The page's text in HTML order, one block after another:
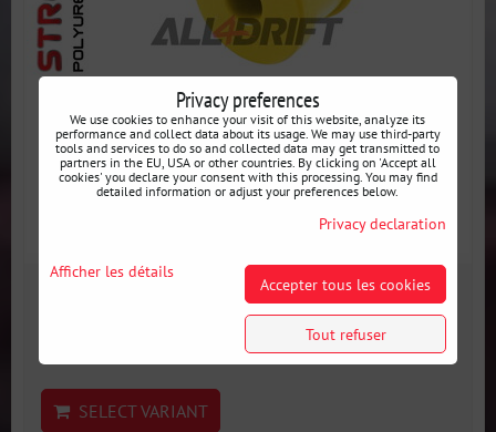
SELECT VARIANT
Privacy preferences
We use cookies to enhance your visit of this website, analyze its
performance and collect data about its usage. We may use third-party
tools and services to do so and collected data may get transmitted to
partners in the EU, USA or other countries. By clicking on 'Accept all
cookies' you declare your consent with this processing. You may find
detailed information or adjust your preferences below.
Privacy declaration
Afficher les détails
Accepter tous les cookies
Tout refuser